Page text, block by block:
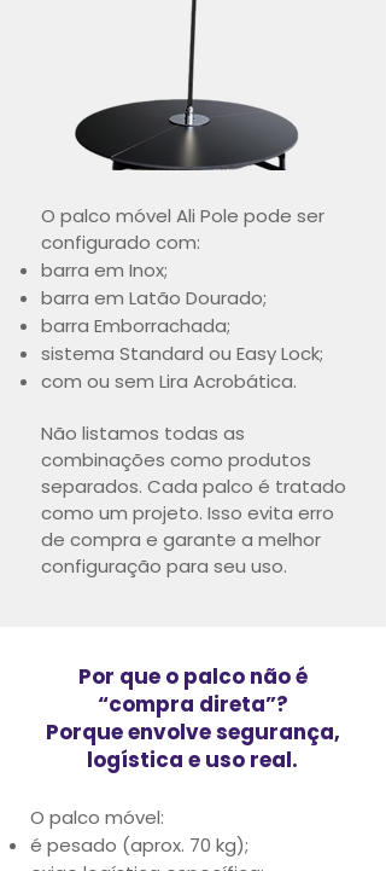
O palco móvel Ali Pole pode ser
configurado com:
barra em Inox;
barra em Latão Dourado;
barra Emborrachada;
sistema Standard ou Easy Lock;
com ou sem Lira Acrobática.
Não listamos todas as
combinações como produtos
separados. Cada palco é tratado
como um projeto. Isso evita erro
de compra e garante a melhor
configuração para seu uso.
Por que o palco não é
“compra direta”?
Porque envolve segurança,
logística e uso real.
O palco móvel:
é pesado (aprox. 70 kg);